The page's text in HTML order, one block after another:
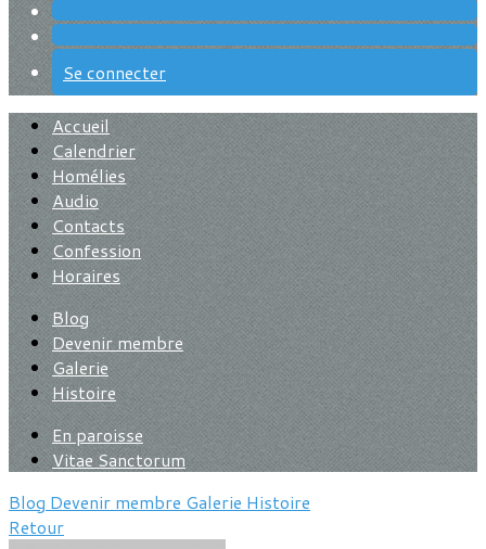
Se connecter
Accueil
Calendrier
Homélies
Audio
Contacts
Confession
Horaires
Blog
Devenir membre
Galerie
Histoire
En paroisse
Vitae Sanctorum
Blog Devenir membre Galerie Histoire
Retour